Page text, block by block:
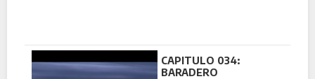
CAPITULO 034:
BARADERO